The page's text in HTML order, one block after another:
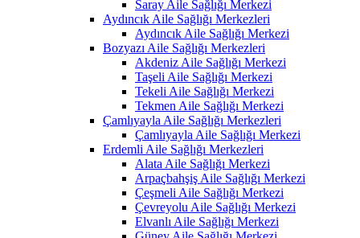
Saray Aile Sağlığı Merkezi
Aydıncık Aile Sağlığı Merkezleri
Aydıncık Aile Sağlığı Merkezi
Bozyazı Aile Sağlığı Merkezleri
Akdeniz Aile Sağlığı Merkezi
Taşeli Aile Sağlığı Merkezi
Tekeli Aile Sağlığı Merkezi
Tekmen Aile Sağlığı Merkezi
Çamlıyayla Aile Sağlığı Merkezleri
Çamlıyayla Aile Sağlığı Merkezi
Erdemli Aile Sağlığı Merkezleri
Alata Aile Sağlığı Merkezi
Arpaçbahşiş Aile Sağlığı Merkezi
Çeşmeli Aile Sağlığı Merkezi
Çevreyolu Aile Sağlığı Merkezi
Elvanlı Aile Sağlığı Merkezi